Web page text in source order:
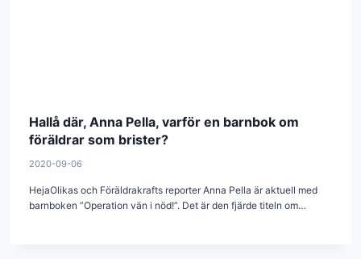
Hallå där, Anna Pella, varför en barnbok om
föräldrar som brister?
2020-09-06
HejaOlikas och Föräldrakrafts reporter Anna Pella är aktuell med
barnboken ”Operation vän i nöd!”. Det är den fjärde titeln om…